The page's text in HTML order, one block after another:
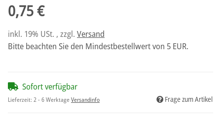
0,75 €
inkl. 19% USt. , zzgl. Versand
Bitte beachten Sie den Mindestbestellwert von 5 EUR.
Sofort verfügbar
Lieferzeit: 2 - 6 WerktageVersandinfo Frage zum Artikel